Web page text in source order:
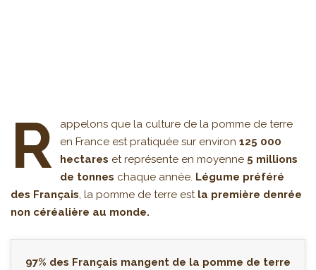
R
appelons que la culture de la pomme de terre
en France est pratiquée sur environ 125 000
hectares et représente en moyenne 5 millions
de tonnes chaque année. Légume préféré
des Français, la pomme de terre est la première denrée
non céréalière au monde.
97% des Français mangent de la pomme de terre